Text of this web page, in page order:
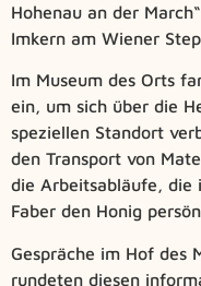
Hohenau an der
Imkern am Wiener
Im Museum des Orts
ein, um sich über die
speziellen Standort
den Transport von
die Arbeitsabläufe, die
Faber den Honig
Gespräche im Hof des
rundeten diesen